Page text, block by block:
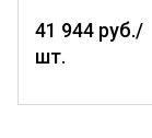
41 944 руб./
шт.